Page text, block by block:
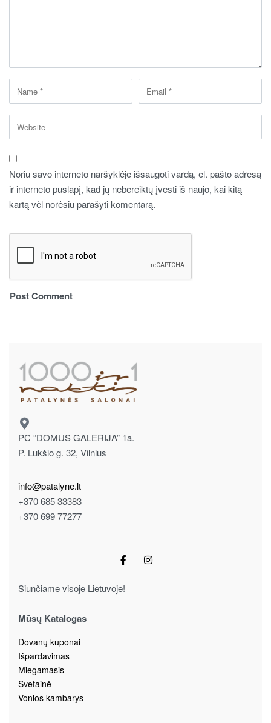
Noriu savo interneto naršyklėje išsaugoti vardą, el. pašto adresą
ir interneto puslapį, kad jų nebereiktų įvesti iš naujo, kai kitą
kartą vėl norėsiu parašyti komentarą.
PC “DOMUS GALERIJA” 1a.
P. Lukšio g. 32, Vilnius
info@patalyne.lt
+370 685 33383
+370 699 77277
Siunčiame visoje Lietuvoje!
Mūsų Katalogas
Dovanų kuponai
Išpardavimas
Miegamasis
Svetainė
Vonios kambarys